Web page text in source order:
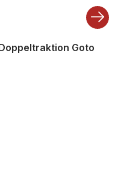
Goto